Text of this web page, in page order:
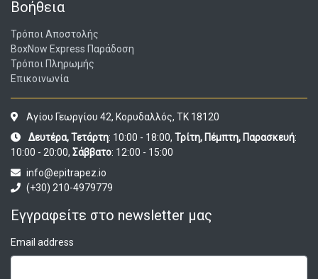
Βοήθεια
Τρόποι Αποστολής
BoxNow Express Παράδοση
Τρόποι Πληρωμής
Επικοινωνία
Αγίου Γεωργίου 42, Κορυδαλλός, ΤΚ 18120
Δευτέρα, Τετάρτη: 10:00 - 18:00, Τρίτη, Πέμπτη, Παρασκευή:
10:00 - 20:00, Σάββατο: 12:00 - 15:00
info@epitrapez.io
(+30) 210-4979779
Εγγραφείτε στο newsletter μας
Email address